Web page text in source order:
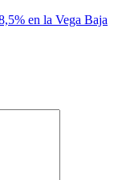
en la Vega Baja